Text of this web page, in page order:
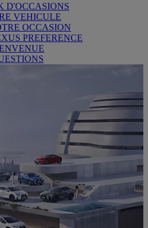
D'OCCASIONS
VEHICULE
OCCASION
PREFERENCE